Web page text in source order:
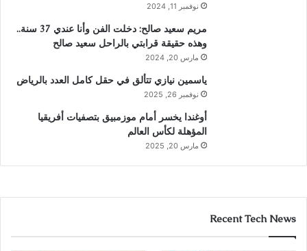
نوفمبر 11, 2024
مريم سعيد صالح: دخلت الفن وأنا عندي 37 سنة..
وهذه حقيقة قرابتي بالراحل سعيد صالح
مارس 20, 2024
ياسمين نيازي تتألق في حقل كامل العدد بالرياض
نوفمبر 26, 2025
أوغندا يخسر أمام موزمبيق بتصفيات أفريقيا
المؤهلة لكأس العالم
مارس 20, 2025
Recent Tech News